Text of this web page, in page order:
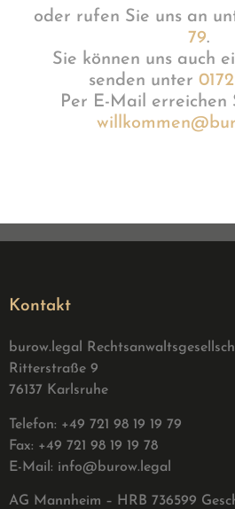
oder rufen Sie uns an
79.
Sie können uns auch
senden unter
Per E-Mail erreichen
Kontakt
burow.legal
Ritterstraße 9
76137 Karlsruhe
Telefon: +49 721 98 19 19 79
Fax: +49 721 98 19 19 78
E-Mail: info@burow.legal
AG Mannheim – HRB 736599 G